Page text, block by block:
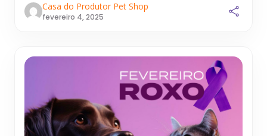
Casa do Produtor Pet Shop
fevereiro 4, 2025